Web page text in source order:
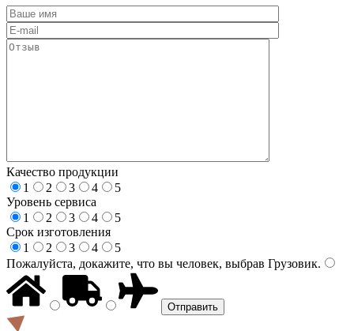
Качество продукции
1
2 3 4
5
Уровень сервиса
1
2 3 4
5
Срок изготовления
1
2 3 4
5
Пожалуйста, докажите, что вы человек, выбрав Грузовик.